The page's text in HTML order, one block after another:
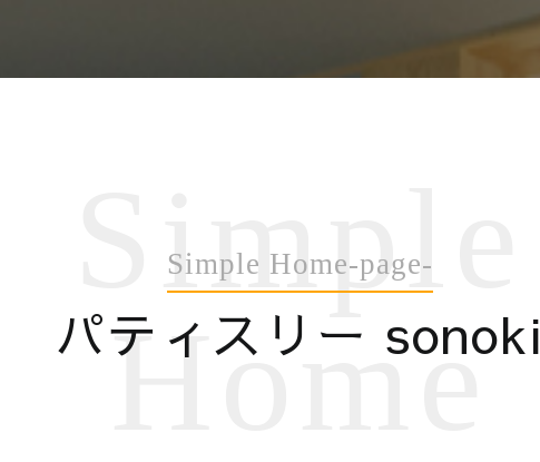
Simple
Home
Simple Home-page-
パティスリー sonoki